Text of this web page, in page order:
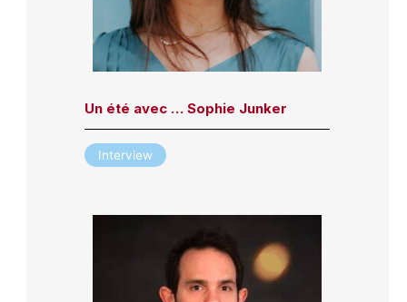
Un été avec … Sophie Junker
Interview